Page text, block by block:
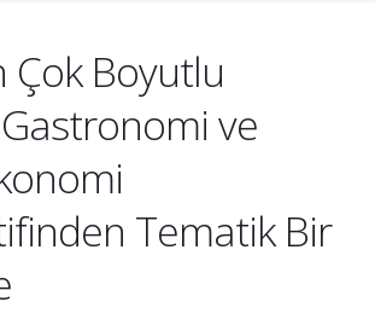
Çok Boyutlu
ve
Tematik Bir